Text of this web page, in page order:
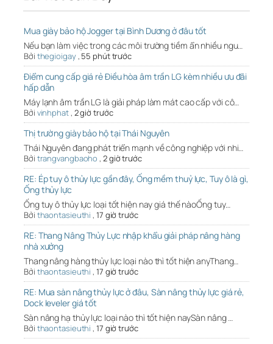
Mua giày bảo hộ Jogger tại Bình Dương ở đâu tốt
Nếu bạn làm việc trong các môi trường tiềm ẩn nhiều ngu…
Bởi thegioigay, 55 phút trước
Điểm cung cấp giá rẻ Điều hòa âm trần LG kèm nhiều ưu đãi
hấp dẫn
Máy lạnh âm trần LG là giải pháp làm mát cao cấp với cô…
Bởi vinhphat, 2 giờ trước
Thị trường giày bảo hộ tại Thái Nguyên
Thái Nguyên đang phát triển mạnh về công nghiệp với nhi…
Bởi trangvangbaoho , 2 giờ trước
RE: Ép tuy ô thủy lực gần đây, Ống mềm thuỷ lực, Tuy ô là gì,
Ống thủy lực
Ống tuy ô thủy lực loại tốt hiện nay giá thế nàoỐng tuy…
Bởi thaontasieuthi , 17 giờ trước
RE: Thang Nâng Thủy Lực nhập khẩu giải pháp nâng hàng
nhà xưởng
Thang nâng hàng thủy lực loại nào thì tốt hiện anyThang…
Bởi thaontasieuthi , 17 giờ trước
RE: Mua sàn nâng thủy lực ở đâu, Sàn nâng thủy lực giá rẻ,
Dock leveler giá tốt
Sàn nâng hạ thủy lực loại nào thì tốt hiện naySàn nâng …
Bởi thaontasieuthi , 17 giờ trước